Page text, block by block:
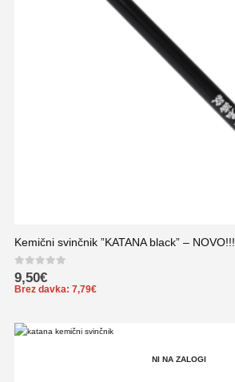
Kemični svinčnik ”KATANA black” – NOVO!!!
0out of 5
9,50€
Brez davka: 7,79€
NI NA ZALOGI